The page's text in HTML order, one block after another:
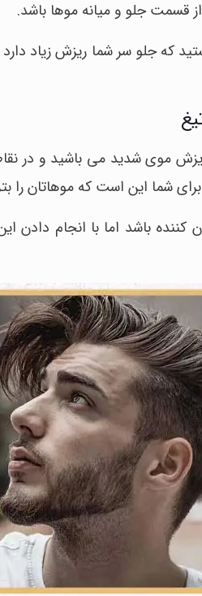
قسمت جلو و میانه موها باشد.
که جلو سر شما ریزش زیاد
موی شدید می باشید و در
شما این است که موهاتان را
کننده باشد اما با انجام